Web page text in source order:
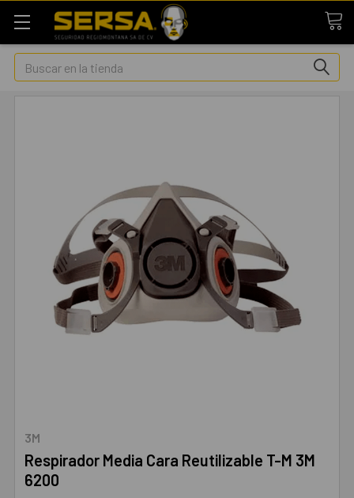
Buscar
3M
Respirador Media Cara Reutilizable T-M 3M
6200